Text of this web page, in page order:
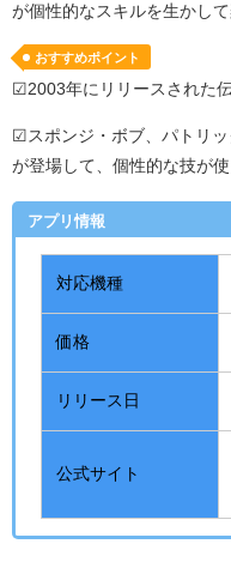
が個性的なスキルを生かして
おすすめポイント
☑2003年にリリースされた
☑スポンジ・ボブ、パトリ
が登場して、個性的な技が使
アプリ情報
対応機種
価格
リリース日
公式サイト